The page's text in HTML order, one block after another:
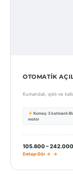
OTOMATIK
Kumandalı, ışıklı ve
Kumaş: 3 katmanlı
motor
105.600 –
Detayı Gör →